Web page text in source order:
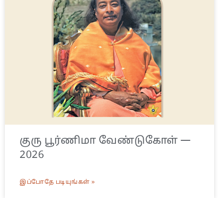
குரு பூர்ணிமா வேண்டுகோள் —
2026
இப்போதே படியுங்கள் »